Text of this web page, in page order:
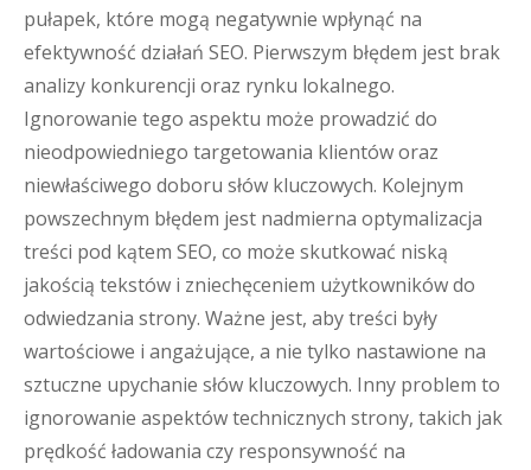
pułapek, które mogą negatywnie wpłynąć na
efektywność działań SEO. Pierwszym błędem jest brak
analizy konkurencji oraz rynku lokalnego.
Ignorowanie tego aspektu może prowadzić do
nieodpowiedniego targetowania klientów oraz
niewłaściwego doboru słów kluczowych. Kolejnym
powszechnym błędem jest nadmierna optymalizacja
treści pod kątem SEO, co może skutkować niską
jakością tekstów i zniechęceniem użytkowników do
odwiedzania strony. Ważne jest, aby treści były
wartościowe i angażujące, a nie tylko nastawione na
sztuczne upychanie słów kluczowych. Inny problem to
ignorowanie aspektów technicznych strony, takich jak
prędkość ładowania czy responsywność na